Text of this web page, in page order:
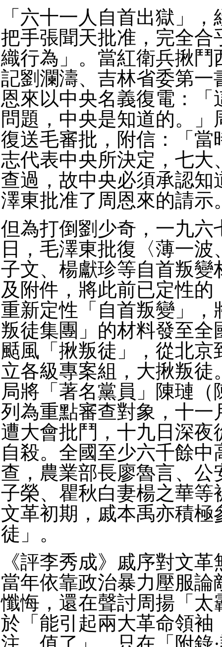
「六十一人自首出獄」
把手張聞天批准，完全合
織行為」。當紅衛兵揪鬥
記劉瀾濤、吉林省委第一
恩來以中央名義復電：「
問題，中央是知道的。」
復送毛審批，附信：「當
志代表中央所決定，七大
查過，故中央必須承認知
澤東批准了周恩來的請示
但為打倒劉少奇，一九六
日，毛澤東批復〈薄一波
子文、楊獻珍等自首叛變
及附件，將此前已定性的
重新定性「自首叛變」，
叛徒集團」的材料發至全
颳風「揪叛徒」，從北京
立各級專案組，大揪叛徒
局將「著名黨員」陳璉（
列為重點審查對象，十一
遭大會批鬥，十九日深夜
自殺。全國至少六千餘中
查，農業部長廖魯言、公
子榮、瞿秋白妻楊之華等
文革初期，戚本禹亦積極
徒」。
《評李秀成》戚序對文
當年依靠政治暴力壓服論
懺悔，還在聲討周揚「太
於「能引起兩大革命領袖